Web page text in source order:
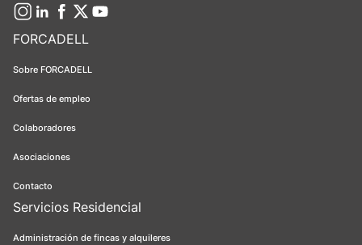
FORCADELL
Sobre FORCADELL
Ofertas de empleo
Colaboradores
Asociaciones
Contacto
Servicios Residencial
Administración de fincas y alquileres